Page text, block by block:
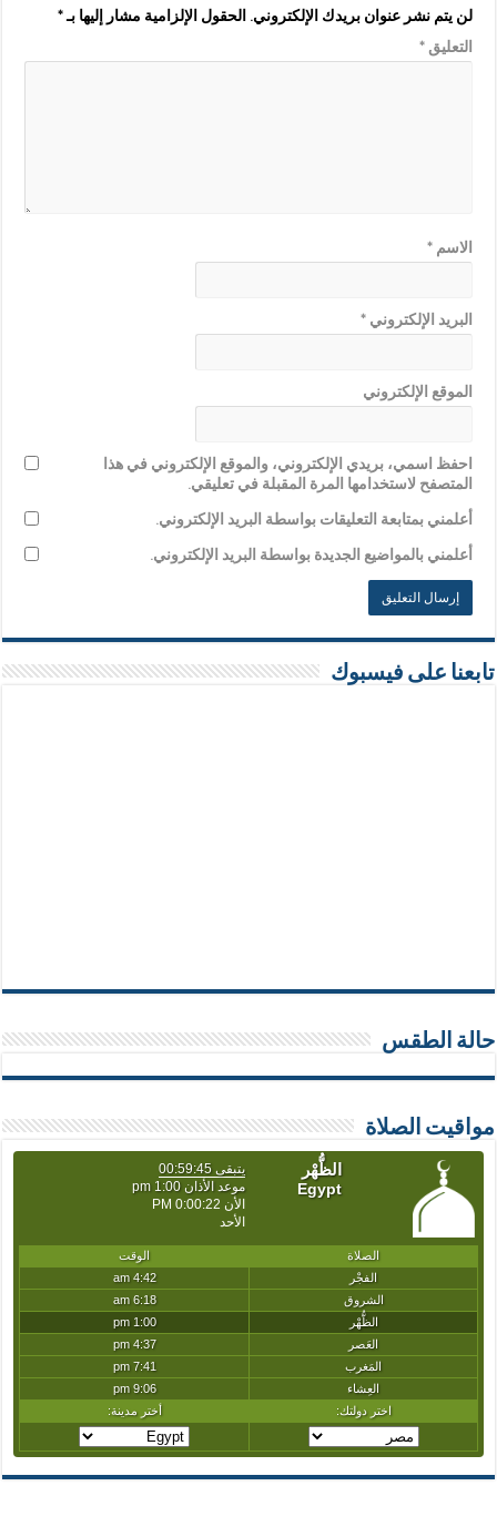
لن يتم نشر عنوان بريدك الإلكتروني. الحقول الإلزامية مشار إليها بـ*
التعليق*
الاسم*
البريد الإلكتروني*
الموقع الإلكتروني
احفظ اسمي، بريدي الإلكتروني، والموقع الإلكتروني في هذا
المتصفح لاستخدامها المرة المقبلة في تعليقي.
أعلمني بمتابعة التعليقات بواسطة البريد الإلكتروني.
أعلمني بالمواضيع الجديدة بواسطة البريد الإلكتروني.
تابعنا على فيسبوك
حالة الطقس
مواقيت الصلاة